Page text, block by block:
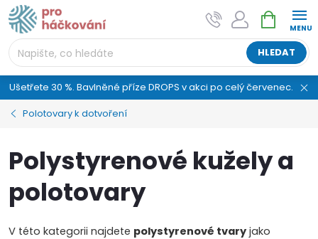
Přejít
na
obsah
HLEDAT
NÁKUPNÍ
KOŠÍK
Ušetřete 30 %. Bavlněné příze DROPS v akci po celý červenec.
Polotovary k dotvoření
Polystyrenové kužely a
polotovary
V této kategorii najdete polystyrenové tvary jako
AI asistent "pani Klubíčková" –
ProHackovani.cz
Jsme e-shop s více než osmiletou tradicí a máme pro
vás připraveno více než 25 tisíc produktů. Vše skladem,
připravené k odeslání.